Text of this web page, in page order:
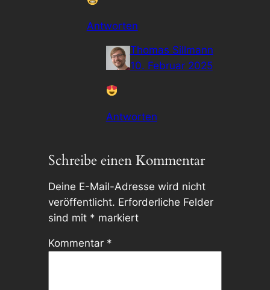
Antworten
Thomas Sillmann
10. Februar 2025
Antworten
Schreibe einen Kommentar
Deine E-Mail-Adresse wird nicht
veröffentlicht. Erforderliche Felder
sind mit * markiert
Kommentar *